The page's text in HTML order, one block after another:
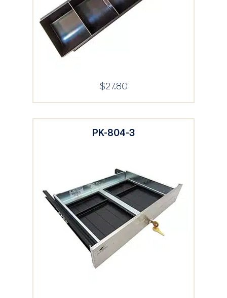
$27.80
PK-804-3